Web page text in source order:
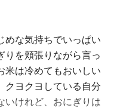
めな気持ちでいっぱい
りを頬張りながら言っ
米は冷めてもおいしい
クヨクヨしている自分
いけれど、おにぎりは